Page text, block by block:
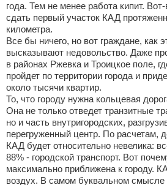
года. Тем не менее работа кипит.
сдать первый участок КАД
километра.
Все бы ничего, но вот граждане, как
высказывают недовольство. Даже
в районах Ржевка и Троицкое поле,
пройдет по территории города и
около тысячи квартир.
То, что городу нужна кольцевая
Она не только отведет транзитные
но и часть внутригородских,
перегруженный центр. По расчетам,
КАД будет относительно невелика:
88% - городской транспорт. Вот
максимально приближена к городу.
воздух. В самом буквальном